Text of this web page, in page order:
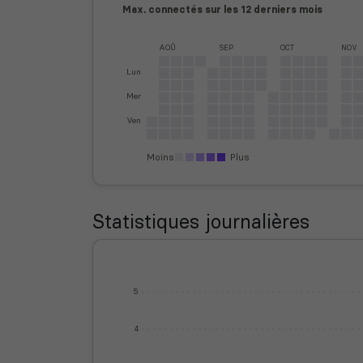
Max. connectés sur les 12 derniers mois
Lun
Mer
Ven
AOÛ SEP OCT NOV
Moins Plus
Statistiques journalières
4
5